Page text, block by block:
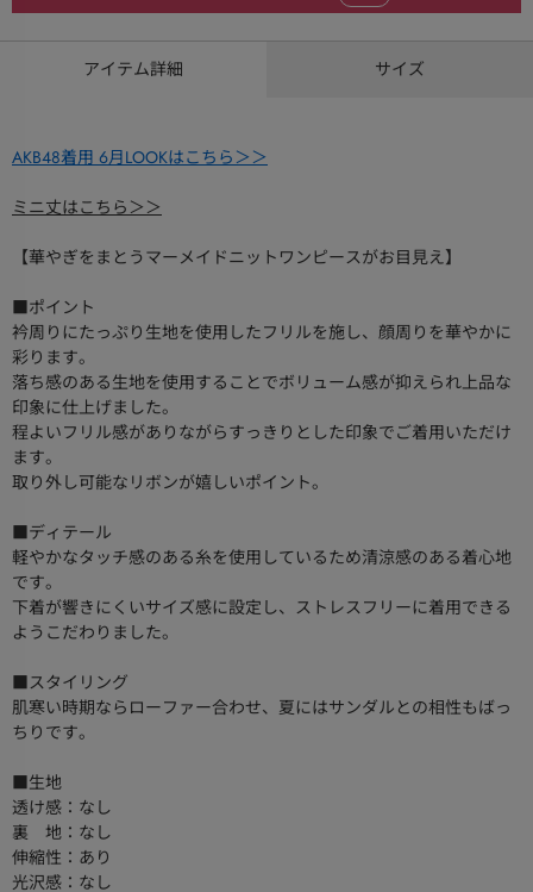
アイテム詳細 サイズ
AKB48着用 6月LOOKはこちら＞＞
ミニ丈はこちら＞＞
【華やぎをまとうマーメイドニットワンピースがお目見え】
■ポイント
衿周りにたっぷり生地を使用したフリルを施し、顔周りを華やかに
彩ります。
落ち感のある生地を使用することでボリューム感が抑えられ上品な
印象に仕上げました。
程よいフリル感がありながらすっきりとした印象でご着用いただけ
ます。
取り外し可能なリボンが嬉しいポイント。
■ディテール
軽やかなタッチ感のある糸を使用しているため清涼感のある着心地
です。
下着が響きにくいサイズ感に設定し、ストレスフリーに着用できる
ようこだわりました。
■スタイリング
肌寒い時期ならローファー合わせ、夏にはサンダルとの相性もばっ
ちりです。
■生地
透け感：なし
裏 地：なし
伸縮性：あり
光沢感：なし